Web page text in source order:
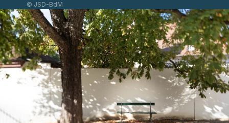
© JSD-BdM